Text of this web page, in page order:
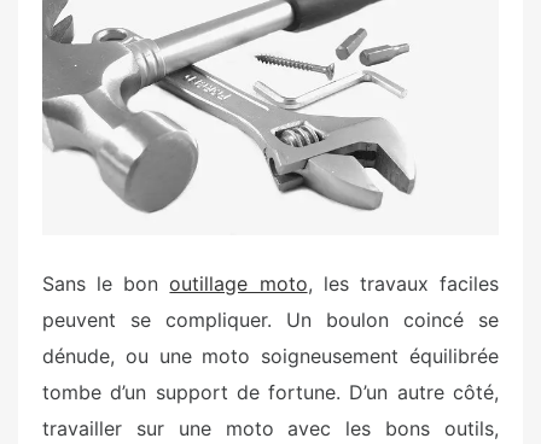
n
Sans le bonoutillage moto, les travaux faciles
peuvent se compliquer. Un boulon coincé se
dénude, ou une moto soigneusement équilibrée
tombe d’un support de fortune. D’un autre côté,
travailler sur une moto avec les bons outils,